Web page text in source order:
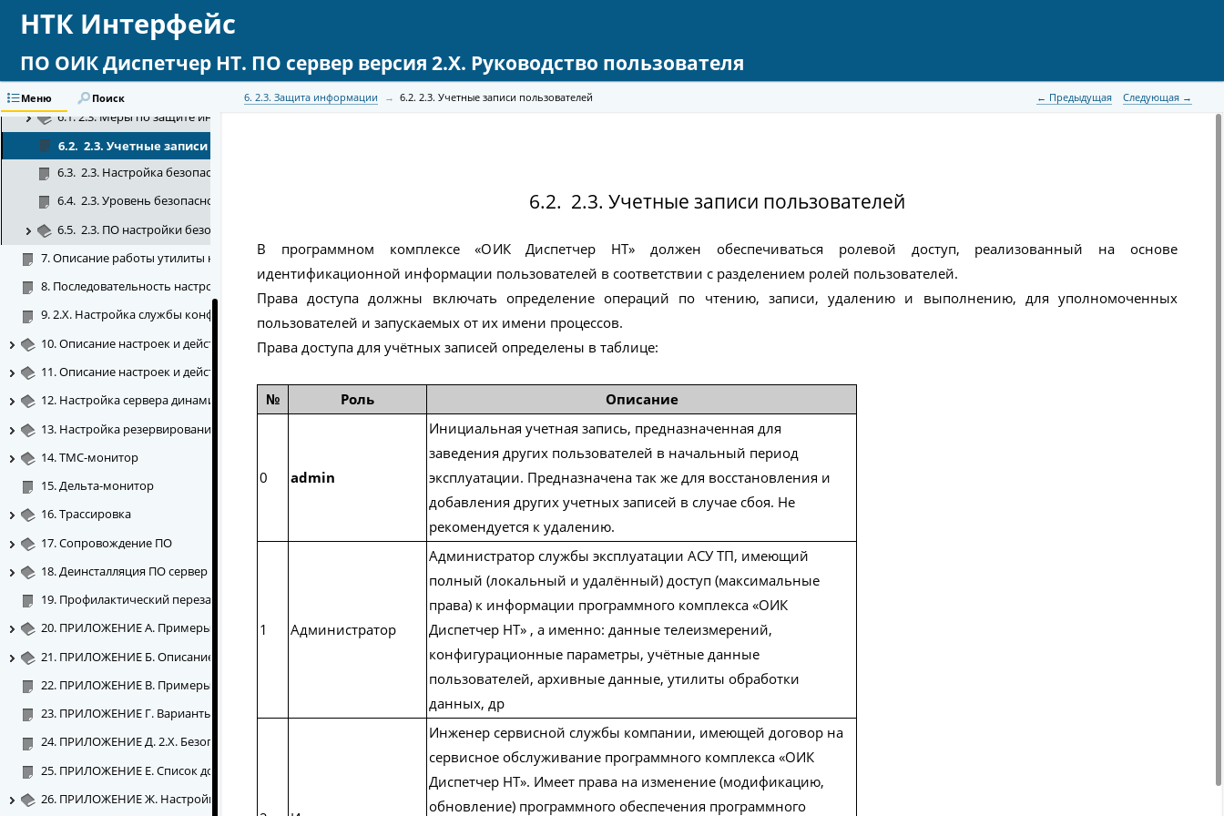
НТК Интерфейс
ПО ОИК Диспетчер НТ. ПО сервер версия 2.Х. Руководство пользователя
Меню Поиск
4.  2.Х. Защита информации
5.  2.X. Установка ПО сервер «ОИК Диспетчер НТ» версии 2.Х
6.  2.3. Защита информации
6.1. 2.3. Меры по защите информации
6.2.  2.3. Учетные записи пользователей
6.3.  2.3. Настройка безопасности и прав доступа при первом запуске
6.4.  2.3. Уровень безопасности
6.5.  2.3. ПО настройки безопасности
7. Описание работы утилиты настройки серверов ПО «ОИК Диспетчер НТ»
8. Последовательность настройки ПО сервер «ОИК Диспетчер НТ»
9. 2.Х. Настройка службы конфигурирования серверов
10. Описание настроек и действий через пункт меню «Компьютер»
11. Описание настроек и действий через пункты меню «Компонент» и «Помощь»
12. Настройка сервера динамических данных
13. Настройка резервирования серверов и каналов связи
14. ТМС-монитор
15. Дельта-монитор
16. Трассировка
17. Сопровождение ПО
18. Деинсталляция ПО сервер «ОИК Диспетчер НТ»
19. Профилактический перезапуск серверов «ОИК Диспетчер НТ»
20. ПРИЛОЖЕНИЕ А. Примеры настроек сервера динамических данных
21. ПРИЛОЖЕНИЕ Б. Описание языка ЯРД
22. ПРИЛОЖЕНИЕ В. Примеры удаленного подключения к серверу
23. ПРИЛОЖЕНИЕ Г. Варианты подключения резервированных серверов
24. ПРИЛОЖЕНИЕ Д. 2.Х. Безопасность комплекса на канальном уровне
25. ПРИЛОЖЕНИЕ Е. Список документов настройки подключения УТМ
26. ПРИЛОЖЕНИЕ Ж. Настройка SQL базы данных телеметрии
6. 2.3. Защита информации 6.2. 2.3. Учетные записи пользователей Предыдущая Следующая
6.2. 2.3. Учетные записи пользователей
В программном комплексе «ОИК Диспетчер НТ» должен обеспечиваться ролевой доступ, реализованный на основе
идентификационной информации пользователей в соответствии с разделением ролей пользователей.
Права доступа должны включать определение операций по чтению, записи, удалению и выполнению, для уполномоченных
пользователей и запускаемых от их имени процессов.
Права доступа для учётных записей определены в таблице:
№ Роль Описание
0 admin
Инициальная учетная запись, предназначенная для
заведения других пользователей в начальный период
эксплуатации. Предназначена так же для восстановления и
добавления других учетных записей в случае сбоя. Не
рекомендуется к удалению.
1 Администратор
Администратор службы эксплуатации АСУ ТП, имеющий
полный (локальный и удалённый) доступ (максимальные
права) к информации программного комплекса «ОИК
Диспетчер НТ» , а именно: данные телеизмерений,
конфигурационные параметры, учётные данные
пользователей, архивные данные, утилиты обработки
данных, др
Инженер сервисной службы компании, имеющей договор на
сервисное обслуживание программного комплекса «ОИК
Диспетчер НТ». Имеет права на изменение (модификацию,
обновление) программного обеспечения программного